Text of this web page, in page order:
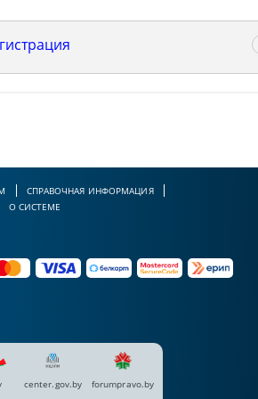
СПРАВОЧНАЯ ИНФОРМАЦИЯ
О СИСТЕМЕ
center.gov.by forumpravo.by